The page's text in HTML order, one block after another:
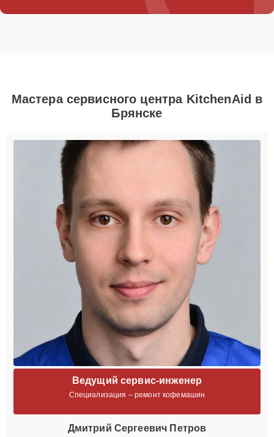
Мастера сервисного центра KitchenAid в
Брянске
Ведущий сервис-инженер
Специализация – ремонт кофемашин
Дмитрий Сергеевич Петров